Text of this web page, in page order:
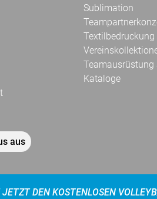
aus
Sublimation
Textilbedruckung
Teamausrüstung
Kataloge
DEN KOSTENLOSEN